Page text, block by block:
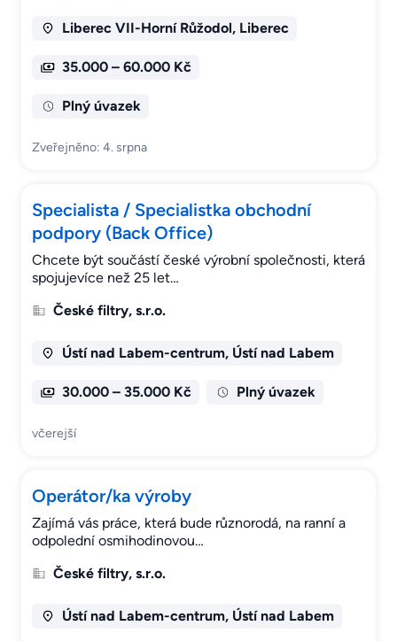
Liberec VII-Horní Růžodol, Liberec
35.000 – 60.000 Kč
Plný úvazek
Zveřejněno: 4. srpna
Specialista / Specialistka obchodní
podpory (Back Office)
Chcete být součástí české výrobní společnosti, která
spojujevíce než 25 let…
České filtry, s.r.o.
Ústí nad Labem-centrum, Ústí nad Labem
30.000 – 35.000 Kč Plný úvazek
včerejší
Operátor/ka výroby
Zajímá vás práce, která bude různorodá, na ranní a
odpolední osmihodinovou…
České filtry, s.r.o.
Ústí nad Labem-centrum, Ústí nad Labem